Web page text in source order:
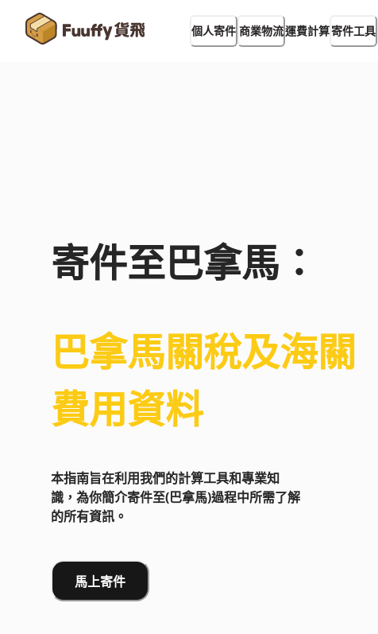
個人寄件 商業物流運費計算寄件工具
寄件至巴拿馬 ：
巴拿馬關稅及海關
費用資料
本指南旨在利用我們的計算工具和專業知
識，為你簡介寄件至(巴拿馬)過程中所需了解
的所有資訊。
馬上寄件